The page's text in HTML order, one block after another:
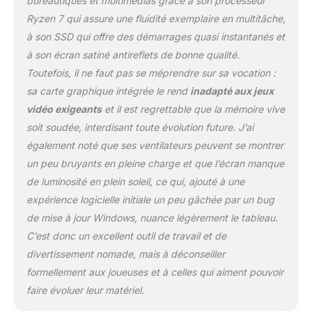
hauteur de 19,9 mm, le
Modern 15 B7M allie
élégance et mobilité.
Conçu pour vous
accompagner partout, il
vous permet de travailler
et de vous déplacer
facilement, sans
encombrement. 1,75 kg
ultraléger. Écran 15,6
pouces Full HD pour les
tâches quotidiennes.
L'option IPS offre des
couleurs vives, des
détails nets et des
assurant une immersion
totale pour le travail et
Ryzen 7 qui assure une fluidité exemplaire en multitâche,
à son SSD qui offre des démarrages quasi instantanés et
à son écran satiné antireflets de bonne qualité.
Toutefois, il ne faut pas se méprendre sur sa vocation :
sa carte graphique intégrée le rend inadapté aux jeux
vidéo exigeantset il est regrettable que la mémoire vive
soit soudée, interdisant toute évolution future. J’ai
également noté que ses ventilateurs peuvent se montrer
un peu bruyants en pleine charge et que l’écran manque
de luminosité en plein soleil, ce qui, ajouté à une
expérience logicielle initiale un peu gâchée par un bug
de mise à jour Windows, nuance légèrement le tableau.
C’est donc un excellent outil de travail et de
divertissement nomade, mais à déconseiller
formellement aux joueuses et à celles qui aiment pouvoir
faire évoluer leur matériel.